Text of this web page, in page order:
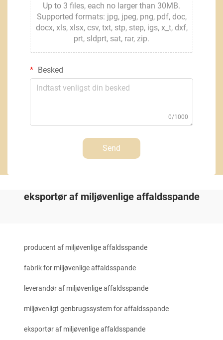
Up to 3 files, each no larger than 30MB.
Supported formats: jpg, jpeg, png, pdf, doc,
docx, xls, xlsx, csv, txt, stp, step, igs, x_t, dxf,
prt, sldprt, sat, rar, zip.
Besked
0/1000
Send
eksportør af miljøvenlige affaldsspande
producent af miljøvenlige affaldsspande
fabrik for miljøvenlige affaldsspande
leverandør af miljøvenlige affaldsspande
miljøvenligt genbrugssystem for affaldsspande
eksportør af miljøvenlige affaldsspande